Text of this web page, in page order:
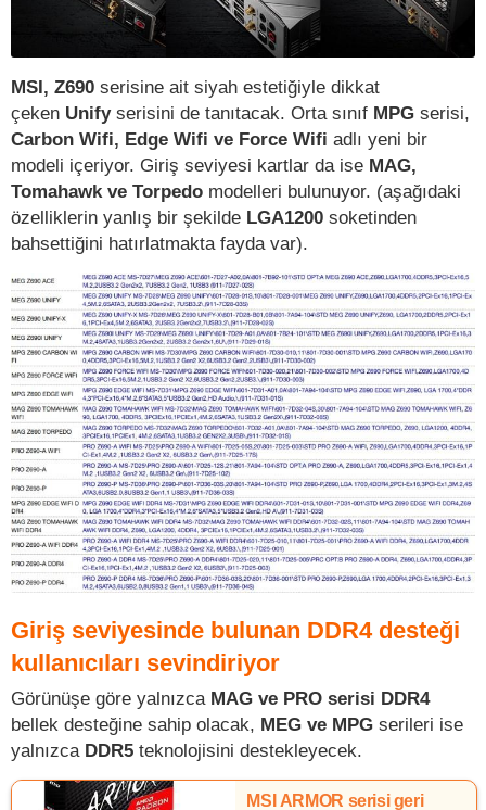
MSI, Z690 serisine ait siyah estetiğiyle dikkat
çeken Unifyserisini de tanıtacak. Orta sınıf MPG serisi,
Carbon Wifi, Edge Wifi ve Force Wifi adlı yeni bir
modeli içeriyor. Giriş seviyesi kartlar da ise MAG,
Tomahawk ve Torpedo modelleri bulunuyor. (aşağıdaki
özelliklerin yanlış bir şekilde LGA1200 soketinden
bahsettiğini hatırlatmakta fayda var).
Giriş seviyesinde bulunan DDR4 desteği
kullanıcıları sevindiriyor
Görünüşe göre yalnızca MAG ve PRO serisi DDR4
bellek desteğine sahip olacak, MEG ve MPG serileri ise
yalnızca DDR5 teknolojisini destekleyecek.
MSI ARMOR serisi geri